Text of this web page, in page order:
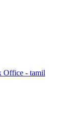
Office - tamil